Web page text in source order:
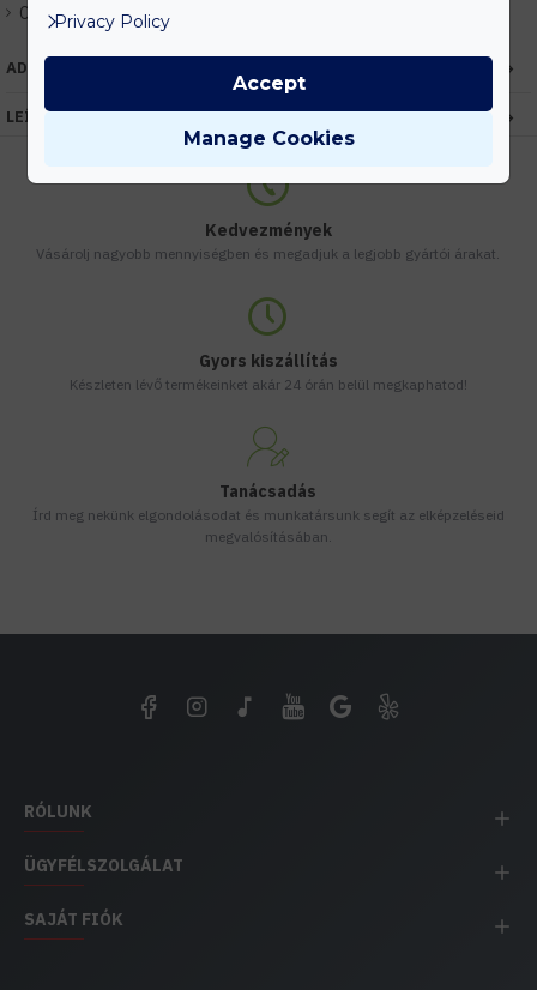
Cikkszám: EHHL36101
ADATOK
LEÍRÁS
Kedvezmények
Vásárolj nagyobb mennyiségben és megadjuk a legjobb gyártói árakat.
Gyors kiszállítás
Készleten lévő termékeinket akár 24 órán belül megkaphatod!
Tanácsadás
Írd meg nekünk elgondolásodat és munkatársunk segít az elképzeléseid
megvalósításában.
RÓLUNK
ÜGYFÉLSZOLGÁLAT
SAJÁT FIÓK
Privacy Policy
Manage Cookies
Accept